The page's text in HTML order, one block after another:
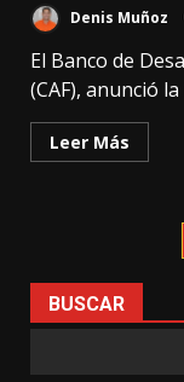
Denis Muñoz
El Banco de
(CAF), anunció
Leer Más
BUSCAR